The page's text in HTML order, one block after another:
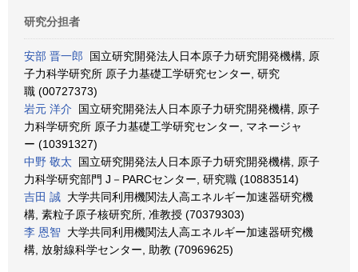
研究分担者
安部 晋一郎 国立研究開発法人日本原子力研究開発機構, 原
子力科学研究所 原子力基礎工学研究センター, 研究
職 (00727373)
岩元 洋介 国立研究開発法人日本原子力研究開発機構, 原子
力科学研究所 原子力基礎工学研究センター, マネージャ
ー (10391327)
中野 敬太 国立研究開発法人日本原子力研究開発機構, 原子
力科学研究部門 J－PARCセンター, 研究職 (10883514)
吉田 誠 大学共同利用機関法人高エネルギー加速器研究機
構, 素粒子原子核研究所, 准教授 (70379303)
李 恩智 大学共同利用機関法人高エネルギー加速器研究機
構, 放射線科学センター, 助教 (70969625)